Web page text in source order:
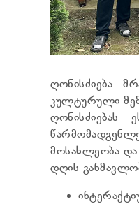
ღონისძიება
კულტურული
ღონისძიებას
მოსახლეობა
დღის